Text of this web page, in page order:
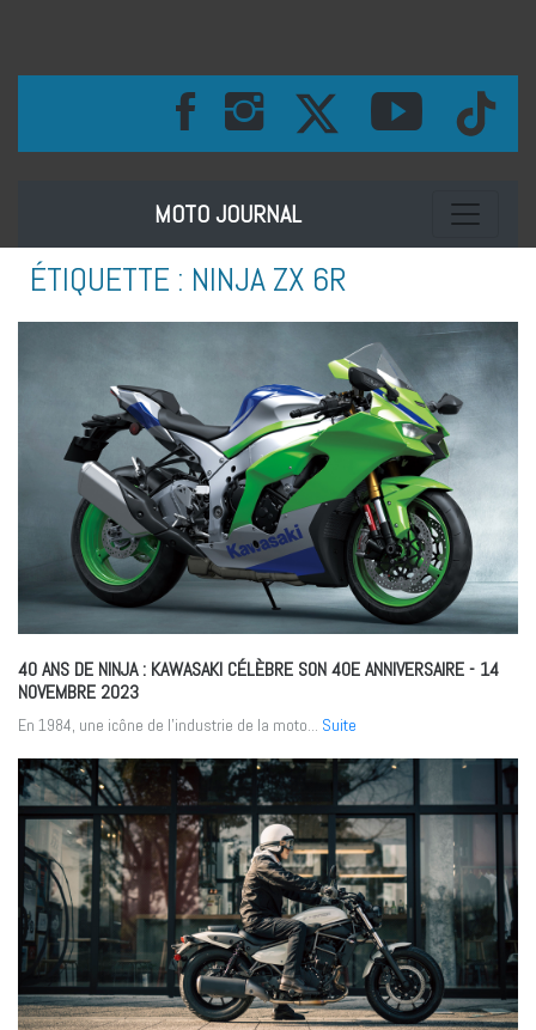
MOTO JOURNAL Toggle
ÉTIQUETTE : NINJA ZX 6R
40 ANS DE NINJA : KAWASAKI CÉLÈBRE SON 40E ANNIVERSAIRE- 14
NOVEMBRE 2023
En 1984, une icône de l’industrie de la moto... Suite